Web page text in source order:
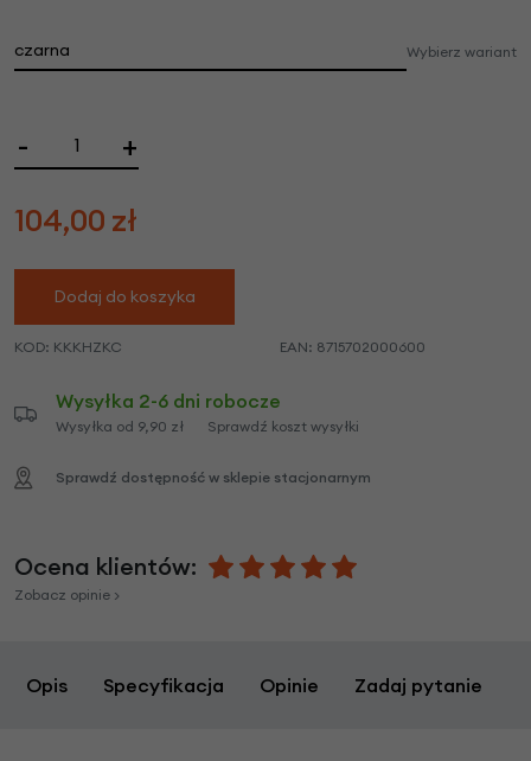
czarna Wybierz wariant
- +
104,00 zł
Dodaj do koszyka
KOD: KKKHZKC EAN: 8715702000600
Wysyłka 2-6 dni robocze
Wysyłka od 9,90 zł Sprawdź koszt wysyłki
Sprawdź dostępność w sklepie stacjonarnym
Ocena klientów:
Zobacz opinie >
Opis Specyfikacja Opinie Zadaj pytanie